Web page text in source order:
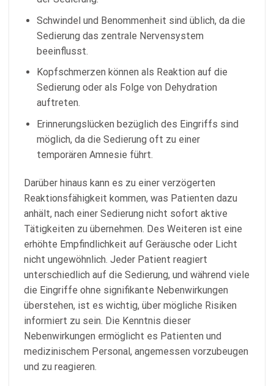
Schwindel und Benommenheit sind üblich, da die
Sedierung das zentrale Nervensystem
beeinflusst.
Kopfschmerzen können als Reaktion auf die
Sedierung oder als Folge von Dehydration
auftreten.
Erinnerungslücken bezüglich des Eingriffs sind
möglich, da die Sedierung oft zu einer
temporären Amnesie führt.
Darüber hinaus kann es zu einer verzögerten
Reaktionsfähigkeit kommen, was Patienten dazu
anhält, nach einer Sedierung nicht sofort aktive
Tätigkeiten zu übernehmen. Des Weiteren ist eine
erhöhte Empfindlichkeit auf Geräusche oder Licht
nicht ungewöhnlich. Jeder Patient reagiert
unterschiedlich auf die Sedierung, und während viele
die Eingriffe ohne signifikante Nebenwirkungen
überstehen, ist es wichtig, über mögliche Risiken
informiert zu sein. Die Kenntnis dieser
Nebenwirkungen ermöglicht es Patienten und
medizinischem Personal, angemessen vorzubeugen
und zu reagieren.